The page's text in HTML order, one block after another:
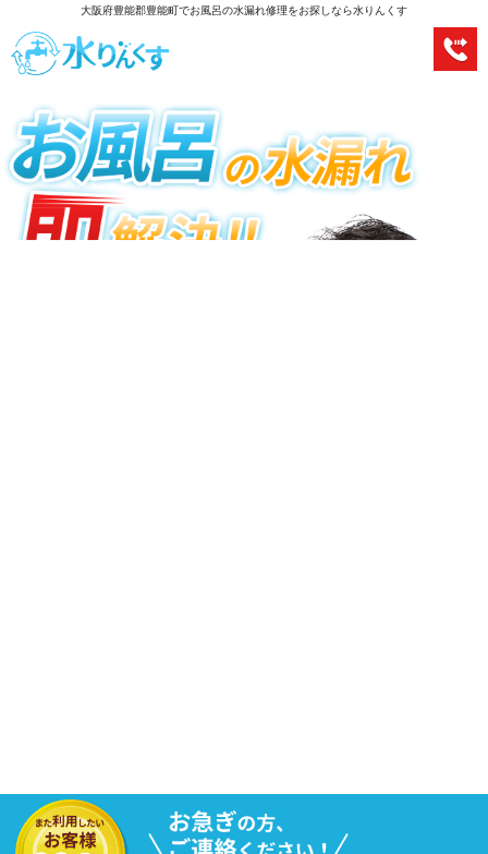
大阪府豊能郡豊能町でお風呂の水漏れ修理をお探しなら水りんくす